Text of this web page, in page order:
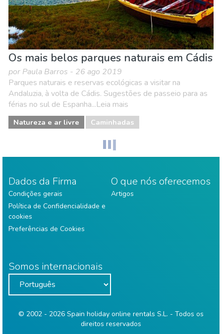
Os mais belos parques naturais em Cádis
por Paula Barros - 26 ago 2019
Parques naturais e reservas ecológicas a visitar na
Andaluzia, à volta de Cádis. Sugestões de passeio para as
férias no sul de Espanha...Leia mais
Natureza e ar livre Caminhadas
Dados da Firma
Condições gerais
Política de Confidencialidade e
cookies
Preferências de Cookies
O que nós oferecemos
Artigos
Somos internacionais
© 2002 - 2026 Spain holiday online rentals S.L. - Todos os
direitos reservados